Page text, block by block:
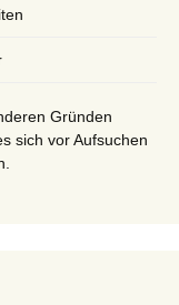
Gründen
sich vor Aufsuchen